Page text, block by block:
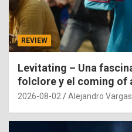
REVIEW
Levitating – Una
folclore y el coming of
2026-08-02 Alejandro Vargas